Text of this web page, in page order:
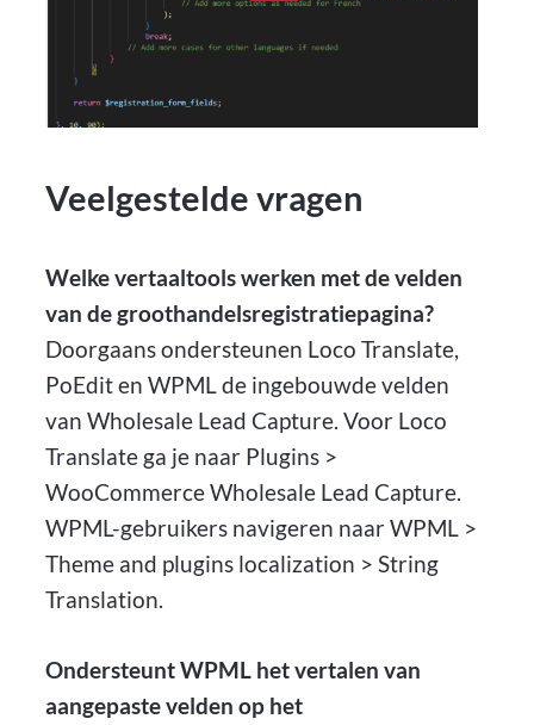
Veelgestelde vragen
Welke vertaaltools werken met de velden
van de groothandelsregistratiepagina?
Doorgaans ondersteunen Loco Translate,
PoEdit en WPML de ingebouwde velden
van Wholesale Lead Capture. Voor Loco
Translate ga je naar Plugins >
WooCommerce Wholesale Lead Capture.
WPML-gebruikers navigeren naar WPML >
Theme and plugins localization > String
Translation.
Ondersteunt WPML het vertalen van
aangepaste velden op het